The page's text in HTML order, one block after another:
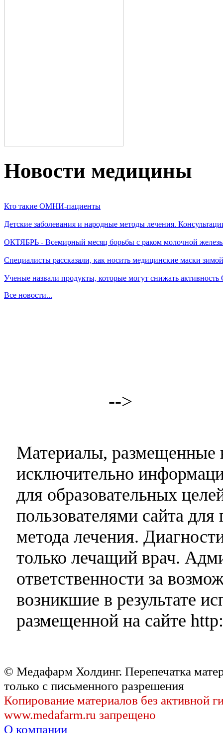
Новости медицины
Кто такие ОМНИ-пациенты
Детские заболевания и народные методы лечения.
ОКТЯБРЬ - Всемирный месяц борьбы с раком молочной
Специалисты рассказали, как носить медицинские маски зимой
Ученые назвали продукты, которые могут снижать
Все новости...
-->
Материалы, размещенные
исключительно
для образовательных
пользователями сайта
метода лечения.
только лечащий врач.
ответственности за
возникшие в результате
размещенной на сайте
© Медафарм Холдинг. Перепечатка
только с письменного разрешения
Копирование материалов без активной
www.medafarm.ru запрещено
О компании